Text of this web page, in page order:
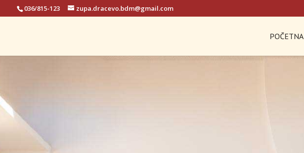
036/815-123 zupa.dracevo.bdm@gmail.com
POČETNA